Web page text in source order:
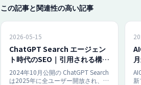
この記事と関連性の高い記事
2026-05-15
ChatGPT Search エージェン
ト時代のSEO｜引用される構造
の作り方【2026年5月版】
2024年10月公開の ChatGPT Search
は2025年に全ユーザー開放され、